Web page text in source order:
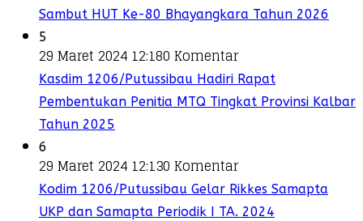
Sambut HUT Ke-80 Bhayangkara Tahun 2026
5
29 Maret 2024 12:180 Komentar
Kasdim 1206/Putussibau Hadiri Rapat
Pembentukan Penitia MTQ Tingkat Provinsi Kalbar
Tahun 2025
6
29 Maret 2024 12:130 Komentar
Kodim 1206/Putussibau Gelar Rikkes Samapta
UKP dan Samapta Periodik I TA. 2024